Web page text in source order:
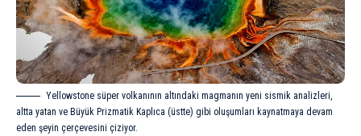
Yellowstone süper volkanının altındaki magmanın yeni sismik analizleri,
altta yatan ve Büyük Prizmatik Kaplıca (üstte) gibi oluşumları kaynatmaya devam
eden şeyin çerçevesini çiziyor.